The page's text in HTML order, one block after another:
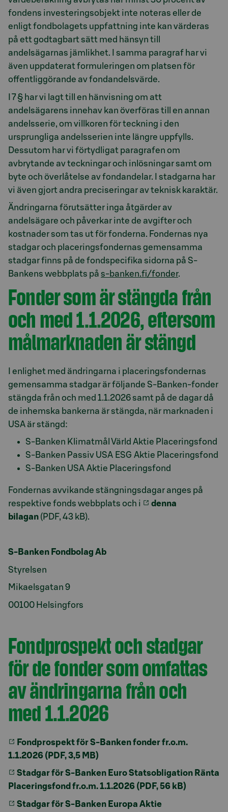
fondens investeringsobjekt inte noteras eller de
enligt fondbolagets uppfattning inte kan värderas
på ett godtagbart sätt med hänsyn till
andelsägarnas jämlikhet. I samma paragraf har vi
även uppdaterat formuleringen om platsen för
offentliggörande av fondandelsvärde.
I 7 § har vi lagt till en hänvisning om att
andelsägarens innehav kan överföras till en annan
andelsserie, om villkoren för teckning i den
ursprungliga andelsserien inte längre uppfylls.
Dessutom har vi förtydligat paragrafen om
avbrytande av teckningar och inlösningar samt om
byte och överlåtelse av fondandelar. I stadgarna har
vi även gjort andra preciseringar av teknisk karaktär.
Ändringarna förutsätter inga åtgärder av
andelsägare och påverkar inte de avgifter och
kostnader som tas ut för fonderna. Fondernas nya
stadgar och placeringsfondernas gemensamma
stadgar finns på de fondspecifika sidorna på S-
Bankens webbplats på s-banken.fi/fonder.
Fonder som är stängda från
och med 1.1.2026, eftersom
målmarknaden är stängd
I enlighet med ändringarna i placeringsfondernas
gemensamma stadgar är följande S-Banken-fonder
stängda från och med 1.1.2026 samt på de dagar då
de inhemska bankerna är stängda, när marknaden i
USA är stängd:
S-Banken Klimatmål Värld Aktie Placeringsfond
S-Banken Passiv USA ESG Aktie Placeringsfond
S-Banken USA Aktie Placeringsfond
Fondernas avvikande stängningsdagar anges på
respektive fonds webbplats och i
denna
bilagan (PDF, 43 kB).
S-Banken Fondbolag Ab
Styrelsen
Mikaelsgatan 9
00100 Helsingfors
Fondprospekt och stadgar
för de fonder som omfattas
av ändringarna från och
med 1.1.2026
Fondprospekt för S-Banken fonder fr.o.m.
1.1.2026 (PDF, 3,5 MB)
Stadgar för S-Banken Euro Statsobligation Ränta
Placeringsfond fr.o.m. 1.1.2026 (PDF, 56 kB)
Stadgar för S-Banken Europa Aktie